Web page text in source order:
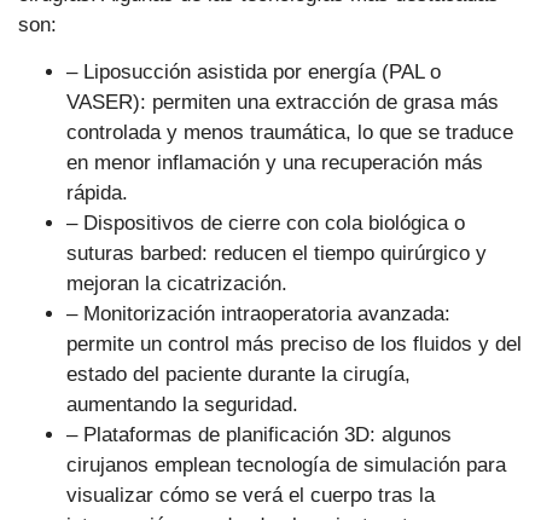
son:
– Liposucción asistida por energía (PAL o
VASER): permiten una extracción de grasa más
controlada y menos traumática, lo que se traduce
en menor inflamación y una recuperación más
rápida.
– Dispositivos de cierre con cola biológica o
suturas barbed: reducen el tiempo quirúrgico y
mejoran la cicatrización.
– Monitorización intraoperatoria avanzada:
permite un control más preciso de los fluidos y del
estado del paciente durante la cirugía,
aumentando la seguridad.
– Plataformas de planificación 3D: algunos
cirujanos emplean tecnología de simulación para
visualizar cómo se verá el cuerpo tras la